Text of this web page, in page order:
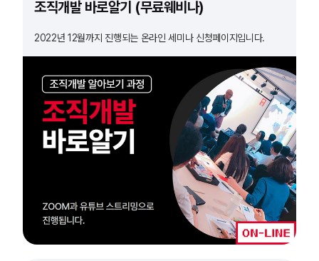
조직개발 바로알기 (무료웨비나)
2022년 12월까지 진행되는 온라인 세미나 신청페이지입니다.